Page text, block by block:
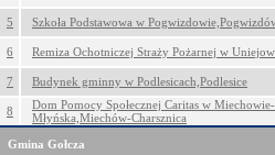
5 Szkoła Podstawowa w
6 Remiza Ochotniczej Straży Pożarnej w
7 Budynek gminny w Podlesicach,Podlesice
8
Dom Pomocy Społecznej Caritas w
Młyńska,Miechów-Charsznica
Gmina Gołcza